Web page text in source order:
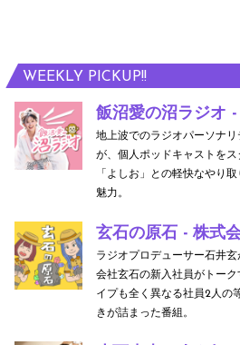
WEEKLY PICKUP!!
飯沼愛の沼ラジオ
地上波でのラジオパーソナ
が、個人ポッドキャストを
「よしお」との軽快なやり
魅力。
玄石の原石 - 株式
ラジオプロデューサー石井
会社玄石の新入社員がトー
イプも全く異なる社員2人の
きが詰まった番組。